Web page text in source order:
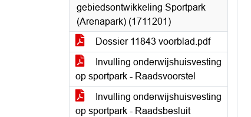
gebiedsontwikkeling Sportpark
(Arenapark) (1711201)
Dossier 11843 voorblad.pdf
Invulling onderwijshuisvesting
op sportpark - Raadsvoorstel
Invulling onderwijshuisvesting
op sportpark - Raadsbesluit